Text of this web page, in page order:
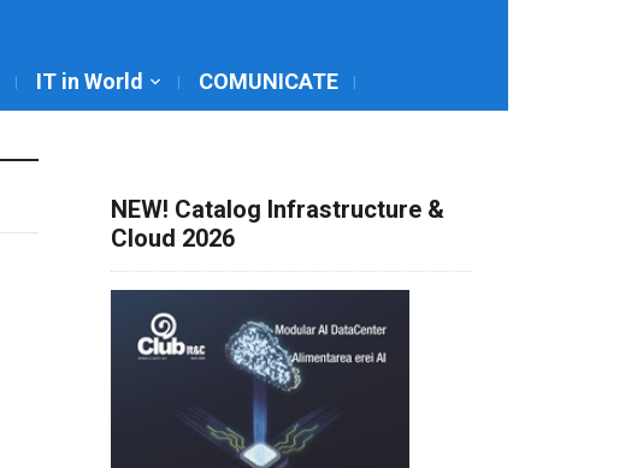
IT in World COMUNICATE
NEW! Catalog Infrastructure &
Cloud 2026